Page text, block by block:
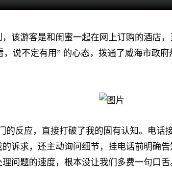
游客是和闺蜜一起在网上订购的酒店，
，说不定有用” 的心态，拨通了威海市政
反应，直接打破了我的固有认知。电话
诉求，还主动询问细节，挂电话前明确告
问题的速度，根本没让我们多费一句口舌